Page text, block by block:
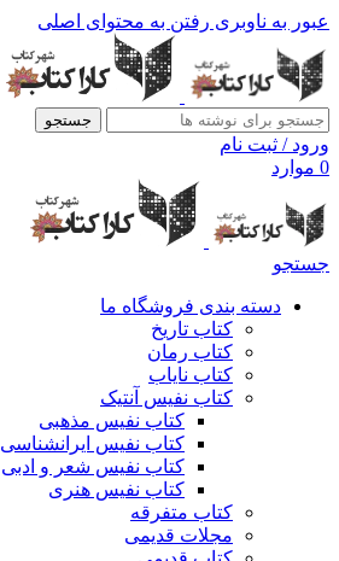
عبور به ناوبری رفتن به محتوای اصلی
جستجو
ورود / ثبت نام
0 موارد
جستجو
دسته بندی فروشگاه ما
کتاب تاریخ
کتاب رمان
کتاب نایاب
کتاب نفیس آنتیک
کتاب نفیس مذهبی
کتاب نفیس ایرانشناسی
کتاب نفیس شعر و ادبی
کتاب نفیس هنری
کتاب متفرقه
مجلات قدیمی